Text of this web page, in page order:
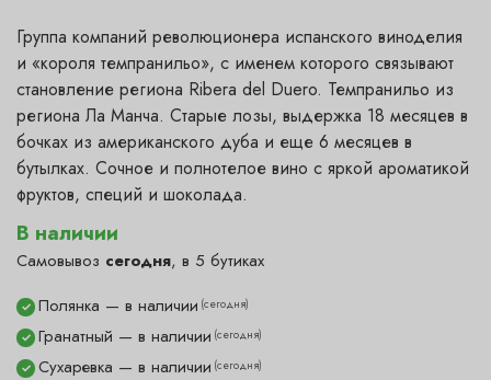
В наличии
Самовывоз сегодня, в 5 бутиках
✓ Гранатный — в наличии (сегодня)
✓ Полянка — в наличии (сегодня)
✓ Сухаревка — в наличии (сегодня)
Группа компаний революционера испанского виноделия
и «короля темпранильо», с именем которого связывают
становление региона Ribera del Duero. Темпранильо из
региона Ла Манча. Старые лозы, выдержка 18 месяцев в
бочках из американского дуба и еще 6 месяцев в
бутылках. Сочное и полнотелое вино с яркой ароматикой
фруктов, специй и шоколада.